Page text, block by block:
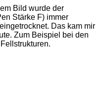
Bild wurde der
Stärke F) immer
Das kam mir
Zum Beispiel bei den